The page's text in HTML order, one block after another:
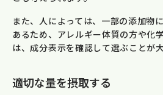
また、人によっては、一部の添加物
あるため、アレルギー体質の方や化
は、成分表示を確認して選ぶことが大
適切な量を摂取する